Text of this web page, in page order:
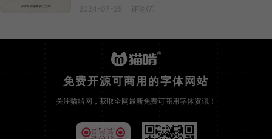
2024-07-25 评论(7)
免费开源可商用的字体网站
关注猫啃网，获取全网最新免费可商用字体资讯！